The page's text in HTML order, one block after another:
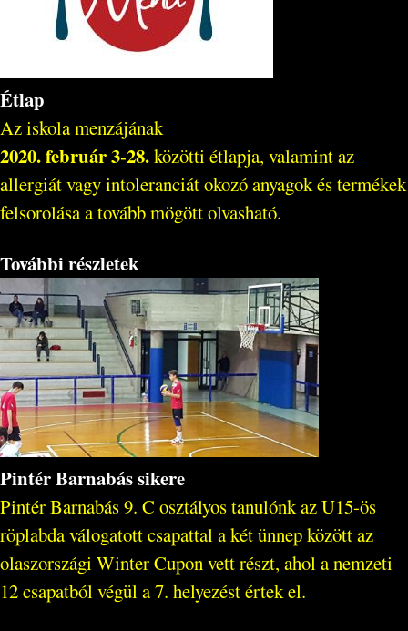
Étlap
Az iskola menzájának
2020. február 3-28.közötti étlapja, valamint az
allergiát vagy intoleranciát okozó anyagok és termékek
felsorolása a tovább mögött olvasható.
További részletek
Pintér Barnabás sikere
Pintér Barnabás 9. C osztályos tanulónk az U15-ös
röplabda válogatott csapattal a két ünnep között az
olaszországi Winter Cupon vett részt, ahol a nemzeti
12 csapatból végül a 7. helyezést értek el.